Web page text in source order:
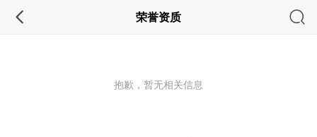
荣誉资质
抱歉，暂无相关信息